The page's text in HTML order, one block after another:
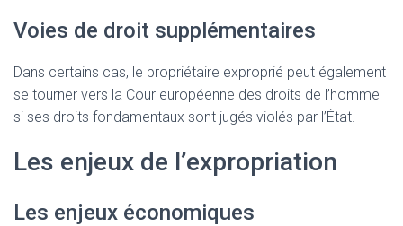
Voies de droit supplémentaires
Dans certains cas, le propriétaire exproprié peut également
se tourner vers la Cour européenne des droits de l’homme
si ses droits fondamentaux sont jugés violés par l’État.
Les enjeux de l’expropriation
Les enjeux économiques